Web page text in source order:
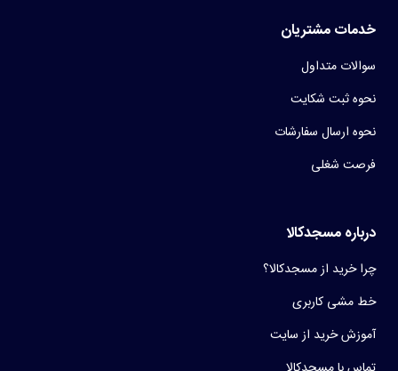
خدمات مشتریان
سوالات متداول
نحوه ثبت شکایت
نحوه ارسال سفارشات
فرصت شغلی
درباره مسجدکالا
چرا خرید از مسجدکالا؟
خط مشی کاربری
آموزش خرید از سایت